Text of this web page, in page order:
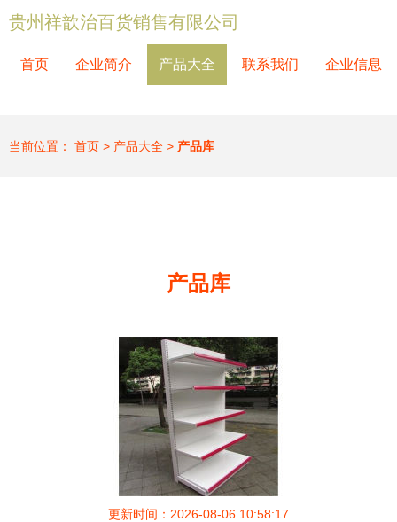
贵州祥歆治百货销售有限公司
首页 企业简介 产品大全 联系我们 企业信息
当前位置： 首页 > 产品大全 > 产品库
产品库
更新时间：2026-08-06 10:58:17